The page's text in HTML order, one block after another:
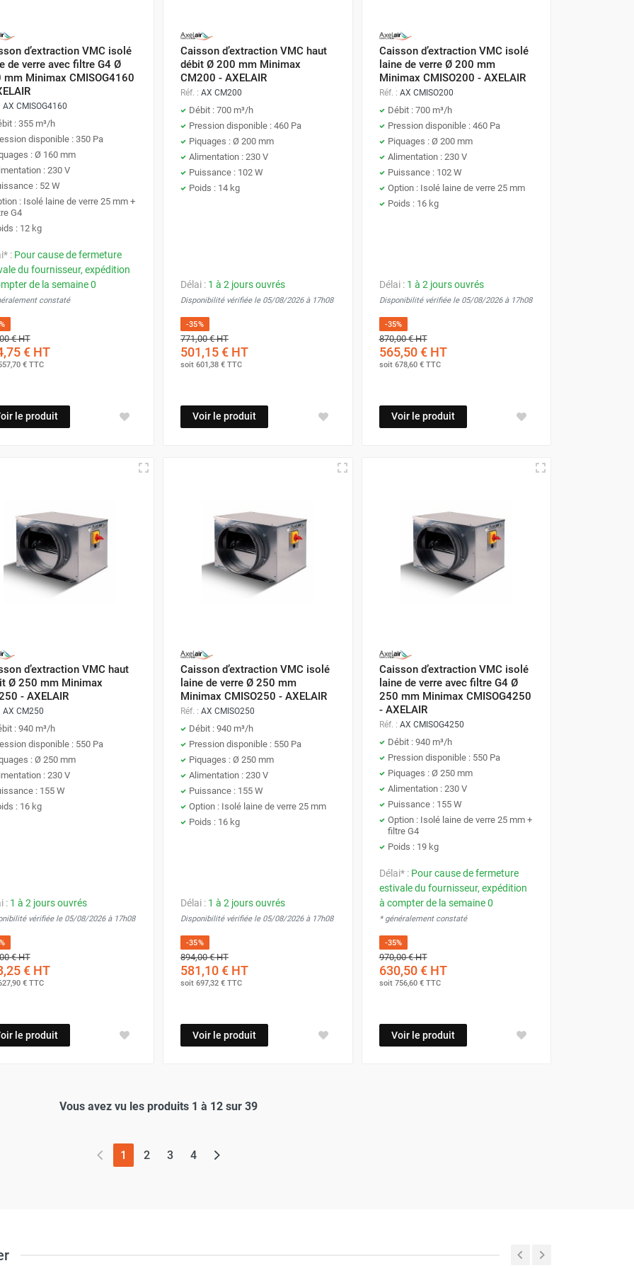
exactement aux pertes de charge de votre réseau aéraulique.
d’extraction VMC isolé
de verre avec filtre G4 Ø
mm Minimax CMISOG4160
AX CMISOG4160
: 355 m³/h
disponible : 350 Pa
: Ø 160 mm
: 230 V
: 52 W
: Isolé laine de verre 25 mm +
G4
: 12 kg
: Pour cause de fermeture
du fournisseur, expédition
de la semaine 0
constaté
€HT
€HT
€TTC
le produit
Caisson d’extraction VMC haut
débit Ø 200 mm Minimax
CM200 - AXELAIR
Réf. : AX CM200
Débit : 700 m³/h
Pression disponible : 460 Pa
Piquages : Ø 200 mm
Alimentation : 230 V
Puissance : 102 W
Poids : 14 kg
Délai : 1 à 2 jours ouvrés
Disponibilité vérifiée le 05/08/2026 à 17h08
-35%
771,00 €HT
501,15 € HT
soit 601,38 € TTC
Voir le produit
Caisson d’extraction VMC isolé
laine de verre Ø 200 mm
Minimax CMISO200 - AXELAIR
Réf. : AX CMISO200
Débit : 700 m³/h
Pression disponible : 460 Pa
Piquages : Ø 200 mm
Alimentation : 230 V
Puissance : 102 W
Option : Isolé laine de verre 25 mm
Poids : 16 kg
Délai : 1 à 2 jours ouvrés
Disponibilité vérifiée le 05/08/2026 à 17h08
-35%
870,00 €HT
565,50 €HT
soit 678,60 €TTC
Voir le produit
d’extraction VMC haut
Ø 250 mm Minimax
- AXELAIR
AX CM250
: 940 m³/h
disponible : 550 Pa
: Ø 250 mm
: 230 V
: 155 W
: 16 kg
: 1 à 2 jours ouvrés
vérifiée le 05/08/2026 à 17h08
€HT
€HT
€TTC
le produit
Caisson d’extraction VMC isolé
laine de verre Ø 250 mm
Minimax CMISO250 - AXELAIR
Réf. : AX CMISO250
Débit : 940 m³/h
Pression disponible : 550 Pa
Piquages : Ø 250 mm
Alimentation : 230 V
Puissance : 155 W
Option : Isolé laine de verre 25 mm
Poids : 16 kg
Délai : 1 à 2 jours ouvrés
Disponibilité vérifiée le 05/08/2026 à 17h08
-35%
894,00 €HT
581,10 € HT
soit 697,32 € TTC
Voir le produit
Caisson d’extraction VMC isolé
laine de verre avec filtre G4 Ø
250 mm Minimax CMISOG4250
- AXELAIR
Réf. : AX CMISOG4250
Débit : 940 m³/h
Pression disponible : 550 Pa
Piquages : Ø 250 mm
Alimentation : 230 V
Puissance : 155 W
Option : Isolé laine de verre 25 mm +
filtre G4
Poids : 19 kg
Délai* : Pour cause de fermeture
estivale du fournisseur, expédition
à compter de la semaine 0
* généralement constaté
-35%
970,00 €HT
630,50 €HT
soit 756,60 €TTC
Voir le produit
Vous avez vu les produits 1 à 12 sur 39
1 (page actuelle)
2 3 4